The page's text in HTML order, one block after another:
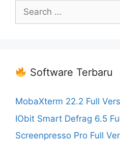
Search
for:
Software Terbaru
MobaXterm 22.2 Full
IObit Smart Defrag 6.5
Screenpresso Pro Full